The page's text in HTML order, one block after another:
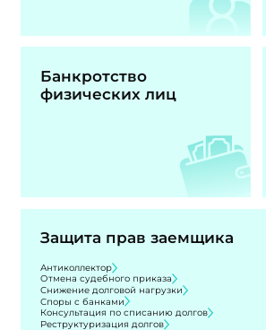
Банкротство
физических лиц
Защита прав заемщика
Антиколлектор
Отмена судебного приказа
Снижение долговой нагрузки
Споры с банками
Консультация по списанию долгов
Реструктуризация долгов